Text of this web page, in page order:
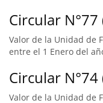
Circular
Valor de la Unidad de
entre el 1 Enero del
Circular
Valor de la Unidad de